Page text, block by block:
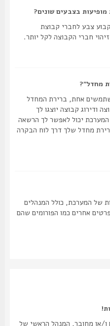
בצבעים שונים?
צבע לחברי קבוצת
הקבוצה לקל יותר.
אחת, ברירת המחדל
קבוצה יוצגו לך
יכול לאפשר לך הרשאה
שלך דרך לוח הבקרה
המערכת, כולל המנהלים
אחרים כמו הפורומים שהם
מחובר, המנהל הראשי של